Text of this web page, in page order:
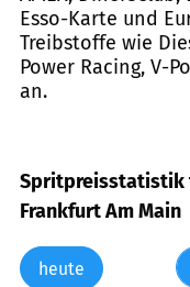
Esso-Karte und
Treibstoffe wie
Power Racing, V-
an.
Spritpreisstatistik
Frankfurt Am Main
heute